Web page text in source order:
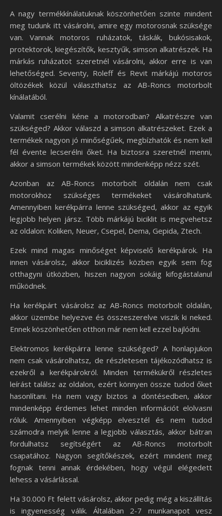
A nagy termékkínálatuknak köszönhetően szinte mindent
meg tudunk itt vásárolni, amire egy motorosnak szüksége
van. Vannak motoros ruházatok, táskák, bukósisakok,
protektorok, kiegészítők, kesztyűk, simson alkatrészek. Ha
márkás ruházatot szeretnél vásárolni, akkor erre is van
lehetőséged. Seventy, Roleff és Revit márkájú motoros
öltözékek közül választhatsz az AB-Roncs motorbolt
kínálatából.
Valamit cserélni kéne a motorodban? Alkatrészre van
szükséged? Akkor válaszd a simson alkatrészeket. Ezek a
termékek nagyon jó minőségűek, megbízhatók és nem kell
fél évente lecserélni őket. Ha biztosra szeretnél menni,
akkor a simson termékek között mindenképp nézz szét.
Azonban az AB-Roncs motorbolt oldalán nem csak
motorokhoz szükséges termékeket vásárolhatunk.
Amennyiben kerékpárra lenne szükséged, akkor az egyik
legjobb helyen jársz. Több márkájú biciklit is megvehetsz
az oldalon: Koliken, Neuer, Csepel, Dema, Gepida, Ztech.
Ezek mind magas minőséget képviselő kerékpárok. Ha
innen vásárolsz, akkor biciklizés közben egyik sem fog
otthagyni útközben, hiszen nagyon sokáig kifogástalanul
működnek.
Ha kerékpárt vásárolsz az AB-Roncs motorbolt oldalán,
akkor üzembe helyezve és összeszerelve viszik ki neked.
Ennek köszönhetően otthon már nem kell ezzel bajlódni.
Elektromos kerékpárra lenne szükséged? A honlapjukon
nem csak vásárolhatsz, de részletesen tájékozódhatsz is
ezekről a kerékpárokról. Minden termékükről részletes
leírást találsz az oldalon, ezért könnyen össze tudod őket
hasonlítani. Ha nem vagy biztos a döntésedben, akkor
mindenképp érdemes lehet minden információt elolvasni
róluk. Amennyiben végképp elvesztél és nem tudod
számodra melyik lenne a legjobb választás, akkor bátran
fordulhatsz segítségért az AB-Roncs motorbolt
csapatához. Nagyon segítőkészek, ezért mindent meg
fognak tenni annak érdekében, hogy végül elégedett
lehess a vásárlással.
Ha 30.000 Ft felett vásárolsz, akkor pedig még a kiszállítás
is ingyenesség válik. Általában 2-7 munkanapot vesz